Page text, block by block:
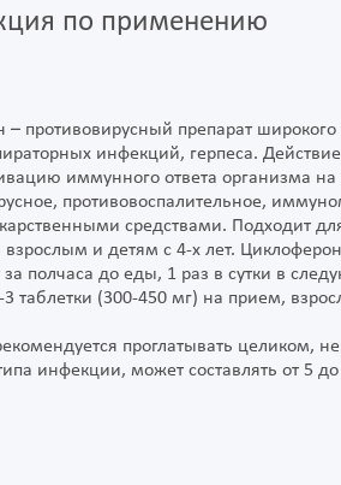
по применению
– противовирусный препарат
инфекций, герпеса.
иммунного ответа организма
противовоспалительное,
средствами. Подходит
взрослым и детям с 4-х лет.
полчаса до еды, 1 раз в сутки в
3 таблетки (300-450 мг) на прием,
проглатывать целиком,
инфекции, может составлять от 5